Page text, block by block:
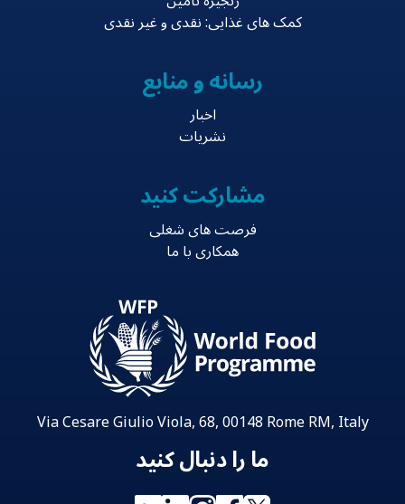
کمک های غذایی: نقدی و غیر نقدی
رسانه و منابع
اخبار
نشریات
مشارکت کنید
فرصت های شغلی
همکاری با ما
Via Cesare Giulio Viola, 68, 00148 Rome RM, Italy
ما را دنبال کنید